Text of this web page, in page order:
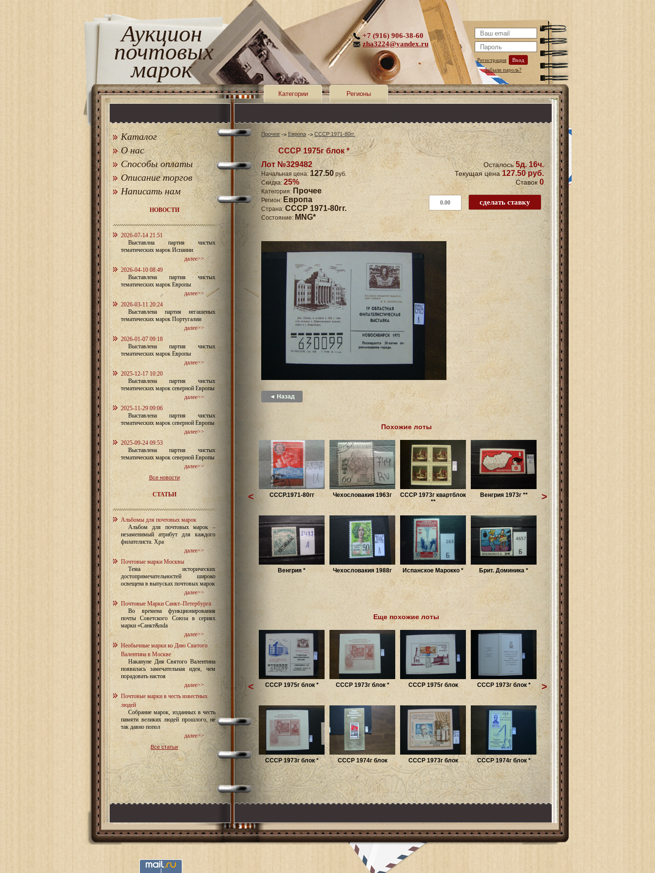
Аукцион
почтовых
марок Регистрация
Вход
Забыли пароль?
+7 (916) 906-38-60
zha3224@yandex.ru
Категории Регионы
Каталог
О нас
Способы оплаты
Описание торгов
Написать нам
НОВОСТИ
2026-07-14 21:51
Выставлна партия чистых
тематических марок Испании
далее>>
2026-04-10 08:49
Выставлена партия чистых
тематических марок Европы
далее>>
2026-03-11 20:24
Выставлена партия негашеных
тематических марок Португалии
далее>>
2026-01-07 09:18
Выставлена партия чистых
тематических марок Европы
далее>>
2025-12-17 10:20
Выставлена партия чистых
тематических марок северной Европы
далее>>
2025-11-29 09:06
Выставлена партия чистых
тематических марок северной Европы
далее>>
2025-09-24 09:53
Выставлена партия чистых
тематических марок северной Европы
далее>>
Все новости
СТАТЬИ
Альбомы для почтовых марок
Альбом для почтовых марок –
незаменимый атрибут для каждого
филателиста. Хра
далее>>
Почтовые марки Москвы
Тема исторических
достопримечательностей широко
освещена в выпусках почтовых марок
далее>>
Почтовые Марки Санкт–Петербурга
Во времена функционирования
почты Советского Союза в сериях
марки «Санкт&nda
далее>>
Необычные марки ко Дню Святого
Валентина в Москве
Накануне Дня Святого Валентина
появилась замечательная идея, чем
порадовать настоя
далее>>
Почтовые марки в честь известных
людей
Собрание марок, изданных в честь
памяти великих людей прошлого, не
так давно попол
далее>>
Все статьи
Прочее Европа СССР 1971-80гг.
СССР 1975г блок *
Лот №329482
Начальная цена: 127.50 руб.
Скидка: 25%
Категория: Прочее
Регион: Европа
Страна: СССР 1971-80гг.
Состояние: MNG*
Осталось5д. 16ч.
Текущая цена127.50 руб.
Ставок 0
◄ Назад
Похожие лоты
CCCР.1971-80гг Чехословакия 1963г
СССР 1973г квартблок
**
Венгрия 1973г **
Венгрия * Чехословакия 1988г Испанское Марокко * Брит. Доминика *
< >
Еще похожие лоты
СССР 1975г блок * СССР 1973г блок * СССР 1975г блок СССР 1973г блок *
СССР 1973г блок * СССР 1974г блок СССР 1973г блок СССР 1974г блок *
< >